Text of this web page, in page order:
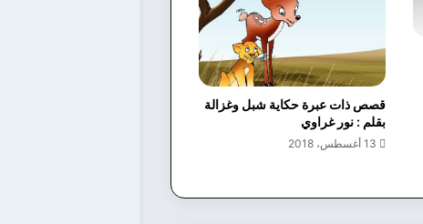
قصص ذات عبرة حكاية شبل وغزالة
بقلم : نور غراوي
13 أغسطس، 2018